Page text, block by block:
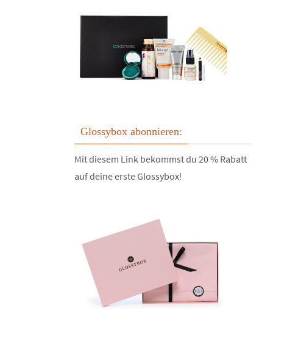
Glossybox abonnieren:
Mit diesem Link bekommst du 20 % Rabatt
auf deine erste Glossybox!